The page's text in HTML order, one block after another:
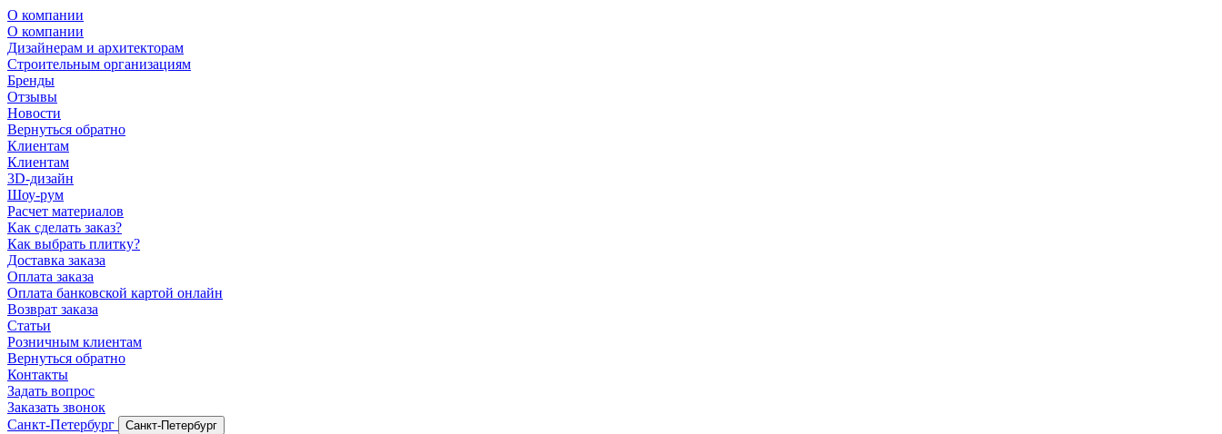
О компании
О компании
Дизайнерам и архитекторам
Строительным организациям
Бренды
Отзывы
Новости
Вернуться обратно
Клиентам
Клиентам
3D-дизайн
Шоу-рум
Расчет материалов
Как сделать заказ?
Как выбрать плитку?
Доставка заказа
Оплата заказа
Оплата банковской картой онлайн
Возврат заказа
Статьи
Розничным клиентам
Вернуться обратно
Контакты
Задать вопрос
Заказать звонок
Санкт-Петербург
Санкт-Петербург